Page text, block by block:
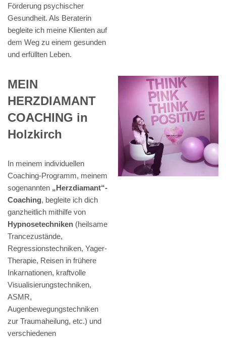
Förderung psychischer
Gesundheit. Als Beraterin
begleite ich meine Klienten auf
dem Weg zu einem gesunden
und erfüllten Leben.
MEIN
HERZDIAMANT
COACHING in
Holzkirch
In meinem individuellen
Coaching-Programm, meinem
sogenannten „Herzdiamant“-
Coaching, begleite ich dich
ganzheitlich mithilfe von
Hypnosetechniken (heilsame
Trancezustände,
Regressionstechniken, Yager-
Therapie, Reisen in frühere
Inkarnationen, kraftvolle
Visualisierungstechniken,
ASMR,
Augenbewegungstechniken
zur Traumaheilung, etc.) und
verschiedenen